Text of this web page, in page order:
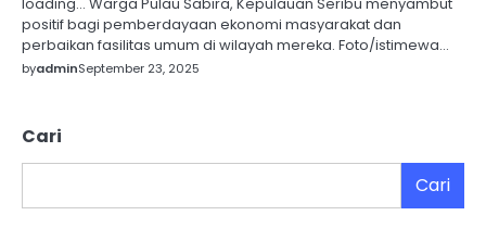
positif bagi pemberdayaan ekonomi masyarakat dan
perbaikan fasilitas umum di wilayah mereka. Foto/istimewa…
byadminSeptember 23, 2025
Cari
Cari